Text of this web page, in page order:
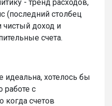
- тренд расходов,
(последний столбец
чистый доход и
счета.
идеальна, хотелось бы
работе с
когда счетов